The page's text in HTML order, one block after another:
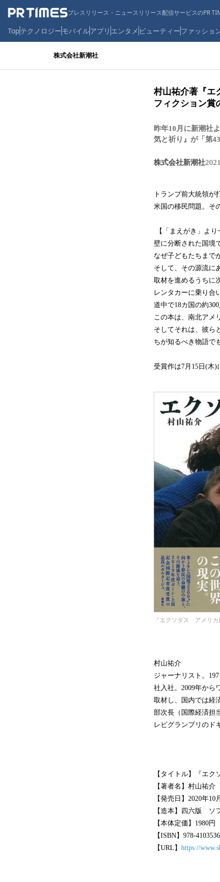
プレスリリース・ニュースリリース配信サービスのPR
Topテクノロジーモバイルアプリ エンタメ ビューティーファッショ
株式会社新潮社
村山祐介著『エ
フィクション賞
昨年10月に新潮社
気と祈り』が「第
株式会社新潮社
トランプ前大統領
米国の移民問題。そ
【「まえがき」より
壁に分断された国境
なぜ子どもたちまで
そして、その源流に
取材を進めるうちに
レンタカーに乗り合
道中で18カ国の約
この本は、南北アメ
そしてそれは、彼ら
ちが知るべき物語で
受賞作は7月15日(木)
『エクソダス アメリカ
村山祐介
ジャーナリスト。
社入社。2009年から
取材し、国内では経
部次長（国際経済担
レビグランプリのド
【タイトル】『エ
【著者名】村山祐介
【発売日】2020年10
【造本】四六版 ソ
【本体定価】1980円
【ISBN】978-
【URL】 https://